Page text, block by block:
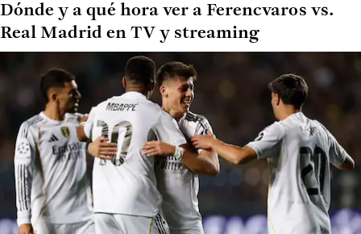
Dónde y a qué hora ver a Ferencvaros vs.
Real Madrid en TV y streaming